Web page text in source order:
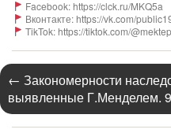
Facebook: https://clck.ru/MKQ5a
Вконтакте: https://vk.com/
TikTok: https://tiktok.com/
← Закономерности
выявленные Г.Менделем. 9